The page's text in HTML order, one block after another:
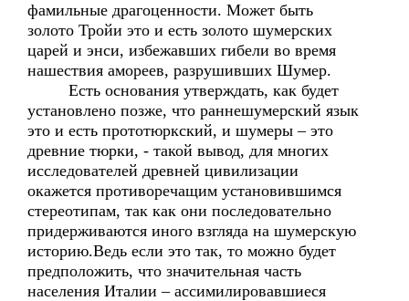
фамильные драгоценности. Может быть
золото Тройи это и есть золото шумерских
царей и энси, избежавших гибели во время
нашествия амореев, разрушивших Шумер.
Есть основания утверждать, как будет
установлено позже, что раннешумерский язык
это и есть прототюркский, и шумеры – это
древние тюрки, - такой вывод, для многих
исследователей древней цивилизации
окажется противоречащим установившимся
стереотипам, так как они последовательно
придерживаются иного взгляда на шумерскую
историю.Ведь если это так, то можно будет
предположить, что значительная часть
населения Италии – ассимилировавшиеся